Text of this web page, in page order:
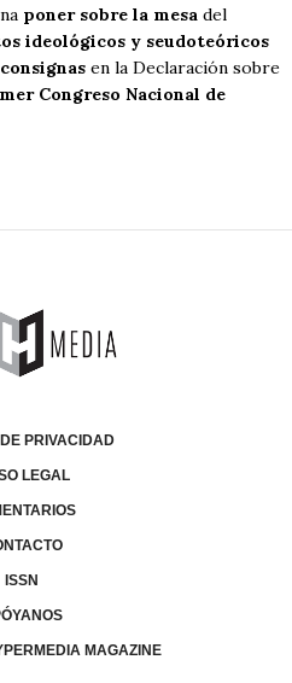
poner sobre la mesa del
ideológicos y seudoteóricos
consignas en la Declaración sobre
Congreso Nacional de
PRIVACIDAD
LEGAL
ISSN
MAGAZINE